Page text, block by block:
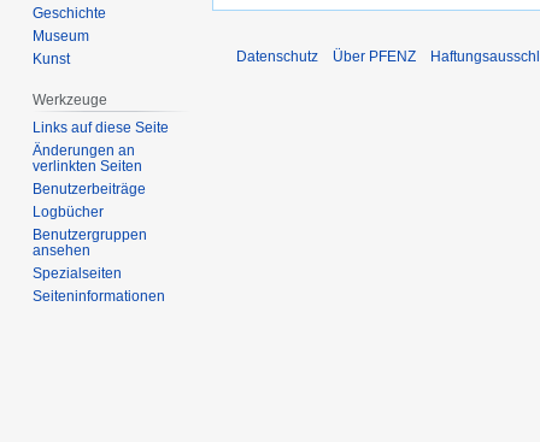
Geschichte
Museum
Kunst
Werkzeuge
Links auf diese Seite
Änderungen an
verlinkten Seiten
Benutzerbeiträge
Logbücher
Benutzergruppen
ansehen
Spezialseiten
Seiten­­informationen
Datenschutz Über PFENZ